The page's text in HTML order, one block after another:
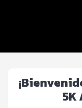
5K